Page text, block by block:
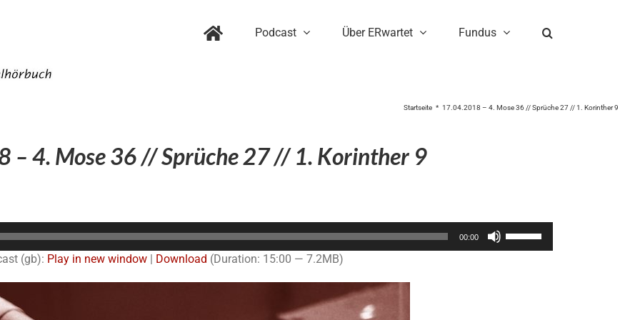
Podcast Über ERwartet Fundus
Startseite 17.04.2018 – 4. Mose 36 // Sprüche 27 // 1. Korinther 9
– 4. Mose 36 // Sprüche 27 // 1. Korinther 9
Audio-
00:00
(gb): Play in new window | Download (Duration: 15:00 — 7.2MB)